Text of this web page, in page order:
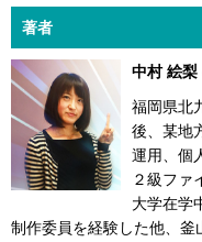
著者
中村 絵
福岡県北
後、某地
運用、個
２級ファ
大学在学
制作委員を経験した他、釜